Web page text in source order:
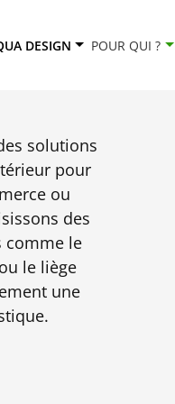
DESIGN POUR QUI ?
solutions
pour
ou
des
comme le
le liège
une
Entreprises & Bureaux
Particuliers
CONTACT